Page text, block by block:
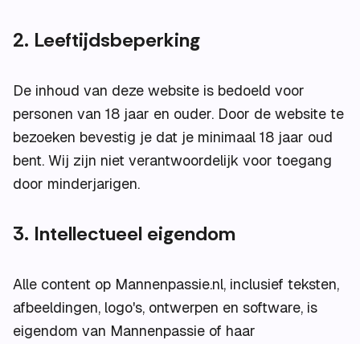
2. Leeftijdsbeperking
De inhoud van deze website is bedoeld voor
personen van 18 jaar en ouder. Door de website te
bezoeken bevestig je dat je minimaal 18 jaar oud
bent. Wij zijn niet verantwoordelijk voor toegang
door minderjarigen.
3. Intellectueel eigendom
Alle content op Mannenpassie.nl, inclusief teksten,
afbeeldingen, logo's, ontwerpen en software, is
eigendom van Mannenpassie of haar